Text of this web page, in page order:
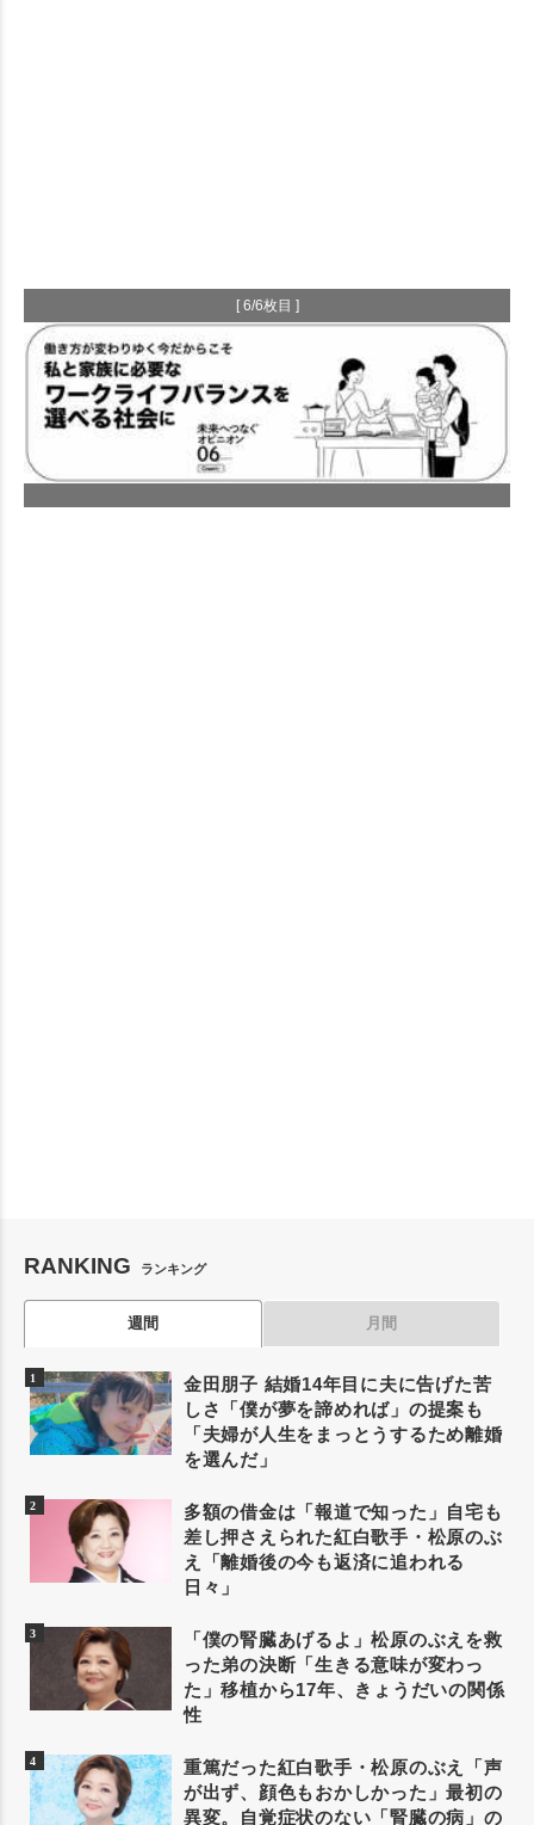
[ 6/6枚目 ]
RANKING ランキング
週間 月間
金田朋子 結婚14年目に夫に告げた苦
しさ「僕が夢を諦めれば」の提案も
「夫婦が人生をまっとうするため離婚
を選んだ」
多額の借金は「報道で知った」自宅も
差し押さえられた紅白歌手・松原のぶ
え「離婚後の今も返済に追われる
日々」
「僕の腎臓あげるよ」松原のぶえを救
った弟の決断「生きる意味が変わっ
た」移植から17年、きょうだいの関係
性
重篤だった紅白歌手・松原のぶえ「声
が出ず、顔色もおかしかった」最初の
異変。自覚症状のない「腎臓の病」の